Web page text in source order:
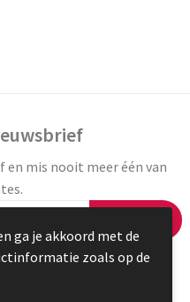
en mis nooit meer één van
ga je akkoord met de
zoals op de